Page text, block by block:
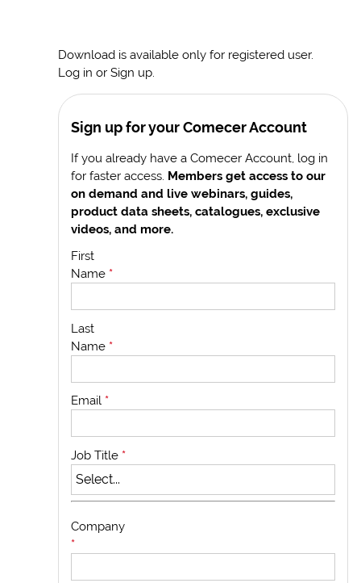
Download is available only for registered user.
Log in or Sign up.
Sign up for your Comecer Account
If you already have a Comecer Account, log in
for faster access. Members get access to our
on demand and live webinars, guides,
product data sheets, catalogues, exclusive
videos, and more.
First
Name *
Last
Name *
Email *
Job Title *
Company
*